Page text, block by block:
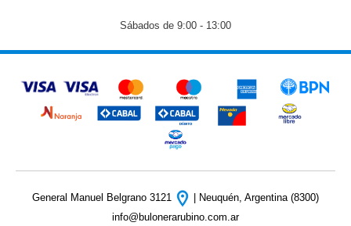
Sábados de 9:00 - 13:00
General Manuel Belgrano 3121
| Neuquén, Argentina (8300)
info@bulonerarubino.com.ar